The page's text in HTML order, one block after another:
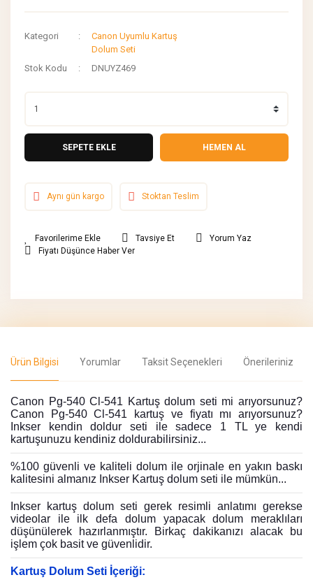
Kategori
Canon Uyumlu Kartuş
Dolum Seti
Stok Kodu
DNUYZ469
SEPETE EKLE HEMEN AL
Aynı gün kargo Stoktan Teslim
Tavsiye Et
Yorum Yaz
Fiyatı Düşünce Haber Ver
Ürün Bilgisi Yorumlar Taksit Seçenekleri Önerileriniz
Canon Pg-540 Cl-541 Kartuş dolum seti mi arıyorsunuz?
Canon Pg-540 Cl-541 kartuş ve fiyatı mı arıyorsunuz?
Inkser kendin doldur seti ile sadece 1 TL ye kendi
kartuşunuzu kendiniz doldurabilirsiniz...
%100 güvenli ve kaliteli dolum ile orjinale en yakın baskı
kalitesini almanız Inkser Kartuş dolum seti ile mümkün...
Inkser kartuş dolum seti gerek resimli anlatımı gerekse
videolar ile ilk defa dolum yapacak dolum meraklıları
düşünülerek hazırlanmıştır. Birkaç dakikanızı alacak bu
işlem çok basit ve güvenlidir.
Kartuş Dolum Seti İçeriği: